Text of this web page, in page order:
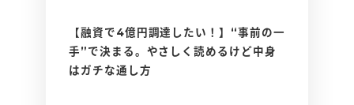
【融資で4億円調達したい！】“事前の一
手”で決まる。やさしく読めるけど中身
はガチな通し方